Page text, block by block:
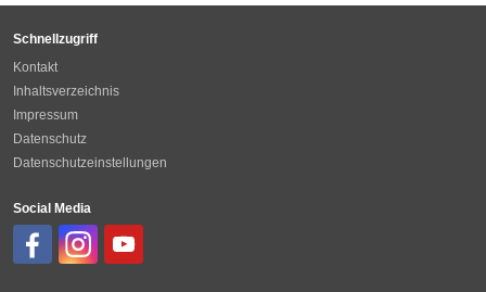
Schnellzugriff
Kontakt
Inhaltsverzeichnis
Impressum
Datenschutz
Datenschutzeinstellungen
Social Media